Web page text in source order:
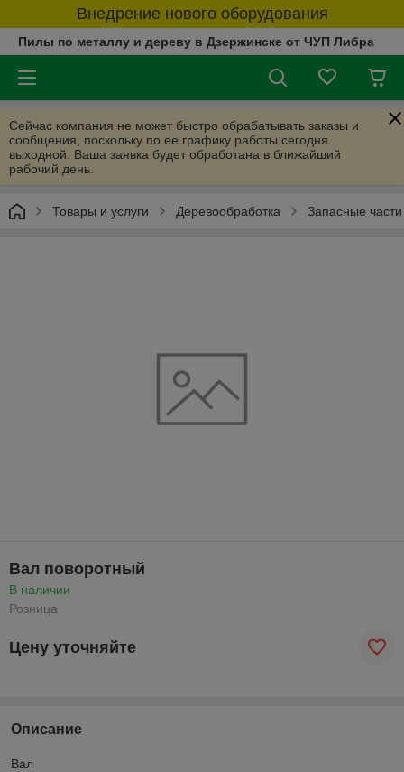
Внедрение нового оборудования
Пилы по металлу и дереву в Дзержинске от ЧУП Либра
Сейчас компания не может быстро обрабатывать заказы и
сообщения, поскольку по ее графику работы сегодня
выходной. Ваша заявка будет обработана в ближайший
рабочий день.
Товары и услуги Деревообработка Запасные части
Вал поворотный
В наличии
Розница
Цену уточняйте
Описание
Вал